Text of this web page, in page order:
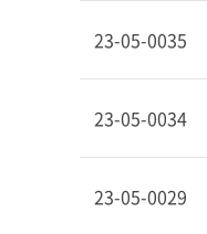
23-05-0035
23-05-0034
23-05-0029